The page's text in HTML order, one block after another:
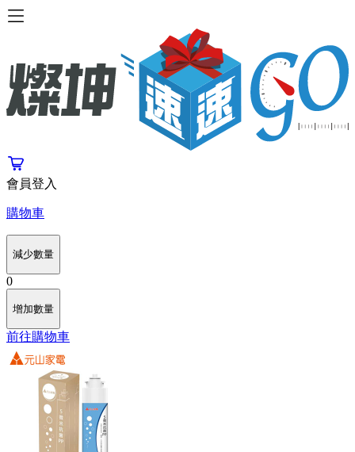
會員登入
購物車
減少數量
0
增加數量
前往購物車